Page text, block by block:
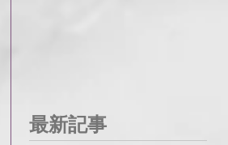
最新記事